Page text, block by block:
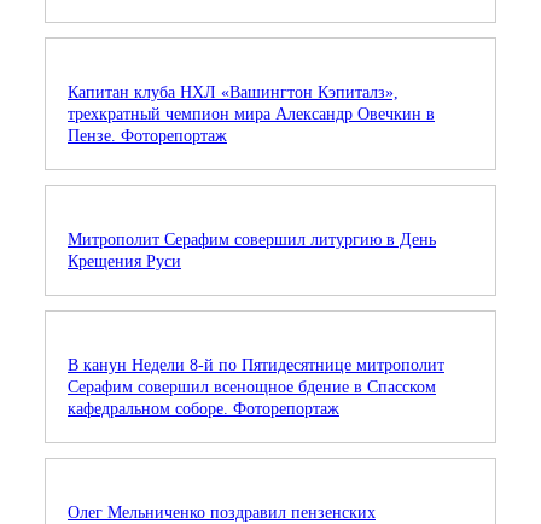
Капитан клуба НХЛ «Вашингтон Кэпиталз»,
трехкратный чемпион мира Александр Овечкин в
Пензе. Фоторепортаж
Митрополит Серафим совершил литургию в День
Крещения Руси
В канун Недели 8-й по Пятидесятнице митрополит
Серафим совершил всенощное бдение в Спасском
кафедральном соборе. Фоторепортаж
Олег Мельниченко поздравил пензенских